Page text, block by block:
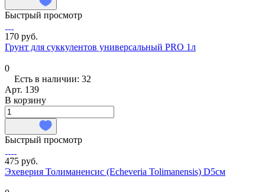
Быстрый просмотр
170 руб.
Грунт для суккулентов универсальный PRO 1л
0
Есть в наличии: 32
Арт. 139
В корзину
Быстрый просмотр
475 руб.
Эхеверия Толиманенсис (Echeveria Tolimanensis) D5см